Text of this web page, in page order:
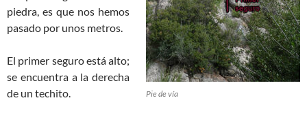
Pie de vía
piedra, es que nos hemos
pasado por unos metros.
El primer seguro está alto;
se encuentra a la derecha
de un techito.